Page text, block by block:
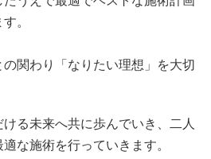
。
関わり「なりたい理想」を大切
る未来へ共に歩んでいき、二人
な施術を行っていきます。